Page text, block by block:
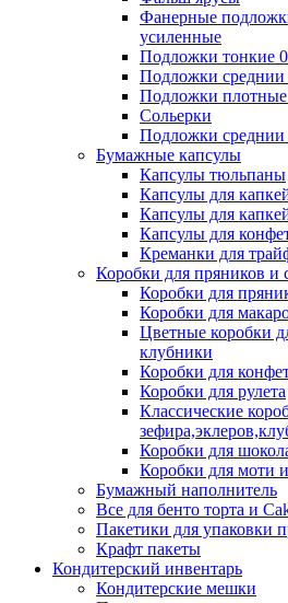
Фанерные
усиленные
Подложки тонкие
Подложки
Подложки
Сольерки
Подложки
Бумажные капсулы
Капсулы тюльпаны
Капсулы для
Капсулы для
Капсулы для
Креманки для
Коробки для пряников и
Коробки для
Коробки для
Цветные коробки
клубники
Коробки для
Коробки для рулета
Классические
Коробки для
Коробки для моти
Бумажный наполнитель
Все для бенто торта и
Пакетики для упаковки
Крафт пакеты
Кондитерский инвентарь
Кондитерские мешки